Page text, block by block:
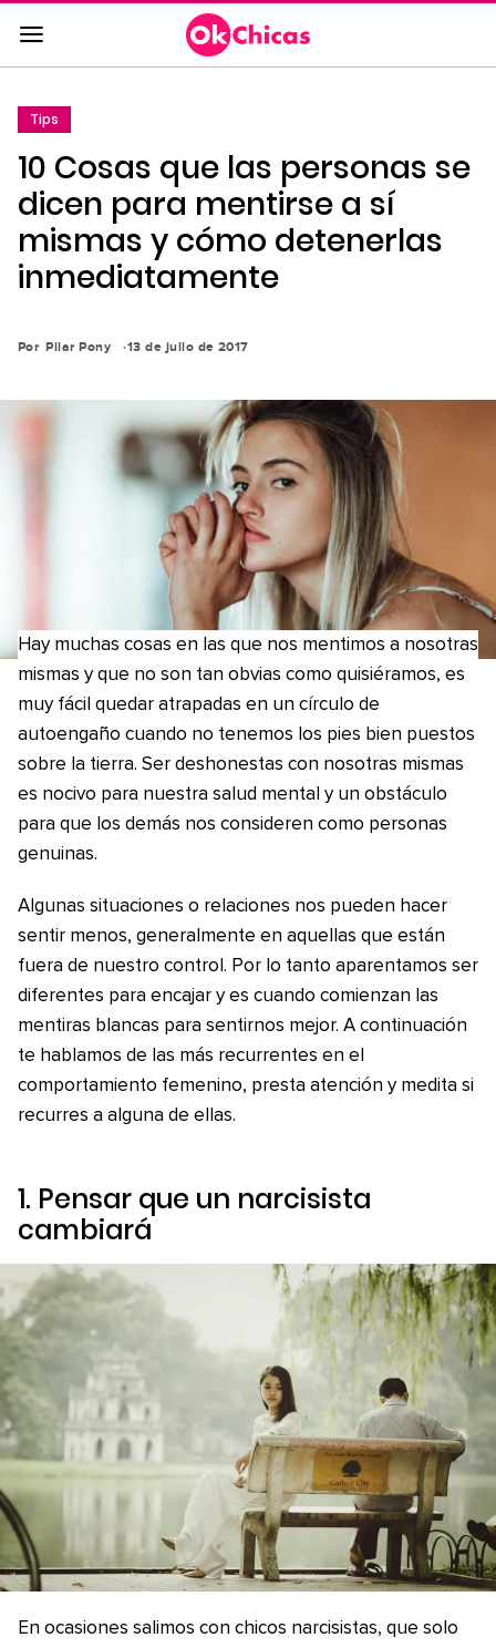
Saltar
al
contenido
la
navegación
principal
Tips
10 Cosas que las personas se
dicen para mentirse a sí
mismas y cómo detenerlas
inmediatamente
Por Pilar Pony 13 de julio de 2017
Hay muchas cosas en las que nos mentimos a nosotras
mismas y que no son tan obvias como quisiéramos, es
muy fácil quedar atrapadas en un círculo de
autoengaño cuando no tenemos los pies bien puestos
sobre la tierra. Ser deshonestas con nosotras mismas
es nocivo para nuestra salud mental y un obstáculo
para que los demás nos consideren como personas
genuinas.
Algunas situaciones o relaciones nos pueden hacer
sentir menos, generalmente en aquellas que están
fuera de nuestro control. Por lo tanto aparentamos ser
diferentes para encajar y es cuando comienzan las
mentiras blancas para sentirnos mejor. A continuación
te hablamos de las más recurrentes en el
comportamiento femenino, presta atención y medita si
recurres a alguna de ellas.
1. Pensar que un narcisista
cambiará
En ocasiones salimos con chicos narcisistas, que solo